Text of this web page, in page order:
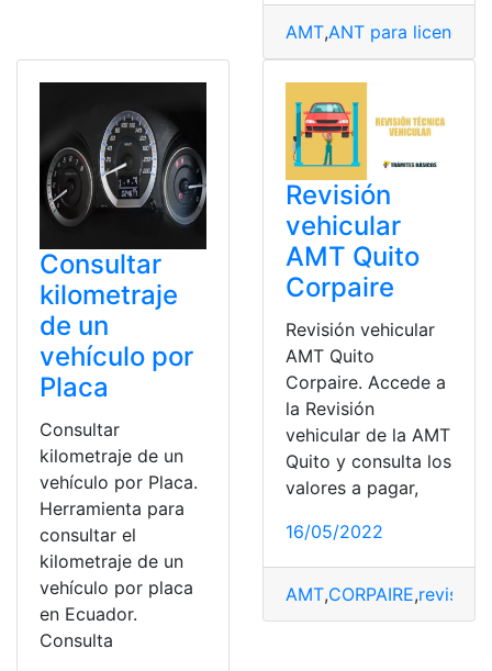
AMT,ANT para licencias
Consultar
kilometraje
de un
vehículo por
Placa
Consultar
kilometraje de un
vehículo por Placa.
Herramienta para
consultar el
kilometraje de un
vehículo por placa
en Ecuador.
Consulta
Revisión
vehicular
AMT Quito
Corpaire
Revisión vehicular
AMT Quito
Corpaire. Accede a
la Revisión
vehicular de la AMT
Quito y consulta los
valores a pagar,
16/05/2022
AMT,CORPAIRE,revisión